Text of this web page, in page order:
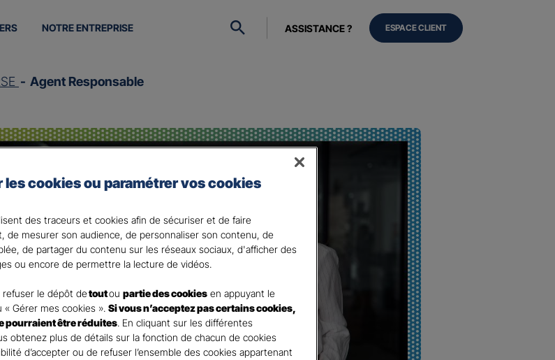
NOTRE ENTREPRISE ASSISTANCE ? ESPACE CLIENT
Agent Responsable
les cookies ou paramétrer vos cookies
des traceurs et cookies afin de sécuriser et de faire
de mesurer son audience, de personnaliser son contenu, de
de partager du contenu sur les réseaux sociaux, d'afficher des
ou encore de permettre la lecture de vidéos.
refuser le dépôt detoutou partie des cookies en appuyant le
Gérer mes cookies ». Si vous n’acceptez pas certains cookies,
pourraient être réduites. En cliquant sur les différentes
obtenez plus de détails sur la fonction de chacun de cookies
d’accepter ou de refuser l’ensemble des cookies appartenant